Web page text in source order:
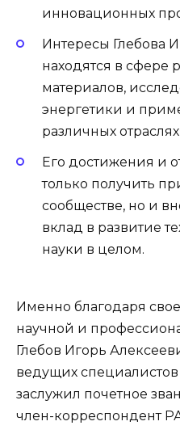
инновационных
Интересы Глебова
находятся в сфере
материалов,
энергетики и
различных
Его достижения и
только получить
сообществе, но и
вклад в развитие
науки в целом.
Именно благодаря
научной и
Глебов Игорь
ведущих специалистов
заслужил почетное
член-корреспондент